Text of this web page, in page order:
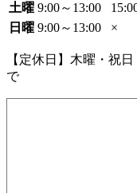
土曜 9:00～13:00
日曜 9:00～13:00 ×
【定休日】木曜・祝
で